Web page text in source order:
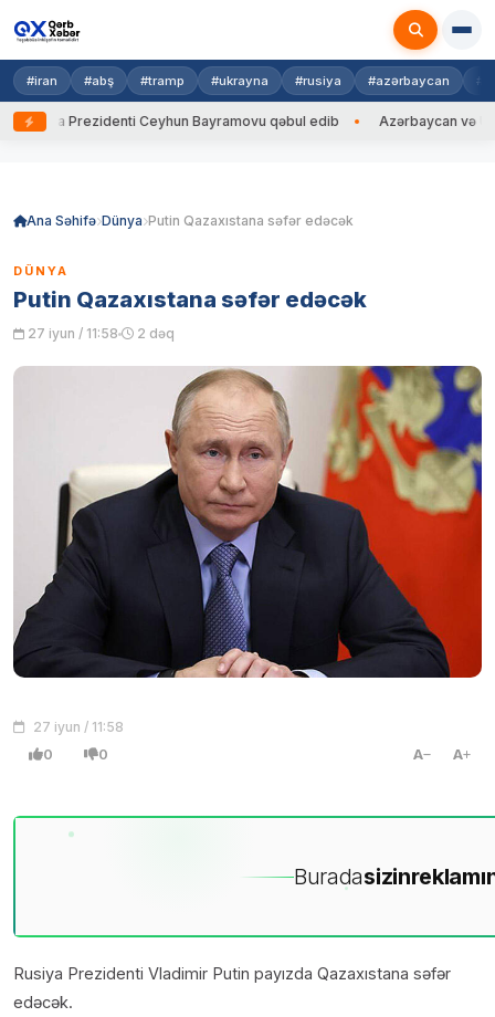
#iran #abş #tramp #ukrayna #rusiya #azərbaycan
Prezidenti Ceyhun Bayramovu qəbul edib Azərbaycan və
Ana Səhifə Dünya Putin Qazaxıstana səfər edəcək
DÜNYA
Putin Qazaxıstana səfər edəcək
27 iyun / 11:58 2 dəq
27 iyun / 11:58
0 0 A A
Buradasizin
Rusiya Prezidenti Vladimir Putin payızda Qazaxıstana səfər
edəcək.